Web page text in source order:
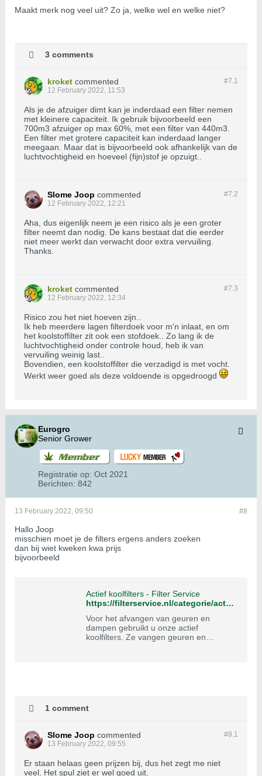
Maakt merk nog veel uit? Zo ja, welke wel en welke niet?
3 comments
#7.1
kroket commented
12 February 2022, 11:53
Als je de afzuiger dimt kan je inderdaad een filter nemen
met kleinere capaciteit. Ik gebruik bijvoorbeeld een
700m3 afzuiger op max 60%, met een filter van 440m3.
Een filter met grotere capaciteit kan inderdaad langer
meegaan. Maar dat is bijvoorbeeld ook afhankelijk van de
luchtvochtigheid en hoeveel (fijn)stof je opzuigt..
#7.2
Slome Joop commented
12 February 2022, 12:21
Aha, dus eigenlijk neem je een risico als je een groter
filter neemt dan nodig. De kans bestaat dat die eerder
niet meer werkt dan verwacht door extra vervuiling.
Thanks.
#7.3
kroket commented
12 February 2022, 12:34
Risico zou het niet hoeven zijn..
Ik heb meerdere lagen filterdoek voor m'n inlaat, en om
het koolstoffilter zit ook een stofdoek.. Zo lang ik de
luchtvochtigheid onder controle houd, heb ik van
vervuiling weinig last..
Bovendien, een koolstoffilter die verzadigd is met vocht.
Werkt weer goed als deze voldoende is opgedroogd
Eurogro
Senior Grower
Registratie op: Oct 2021
Berichten: 842
#8
13 February 2022, 09:50
Hallo Joop
misschien moet je de filters ergens anders zoeken
dan bij wiet kweken kwa prijs
bijvoorbeeld
Actief koolfilters - Filter Service
https://filterservice.nl/categorie/actief-koolfilters/:2thumbsup::google:
Voor het afvangen van geuren en
dampen gebruikt u onze actief
koolfilters. Ze vangen geuren en
1 comment
#8.1
Slome Joop commented
13 February 2022, 09:55
Er staan helaas geen prijzen bij, dus het zegt me niet
veel. Het spul ziet er wel goed uit.